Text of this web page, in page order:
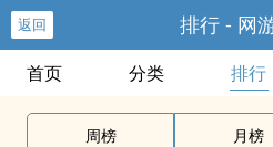
返回 排行 - 网
首页 分类 排行
周榜 月榜